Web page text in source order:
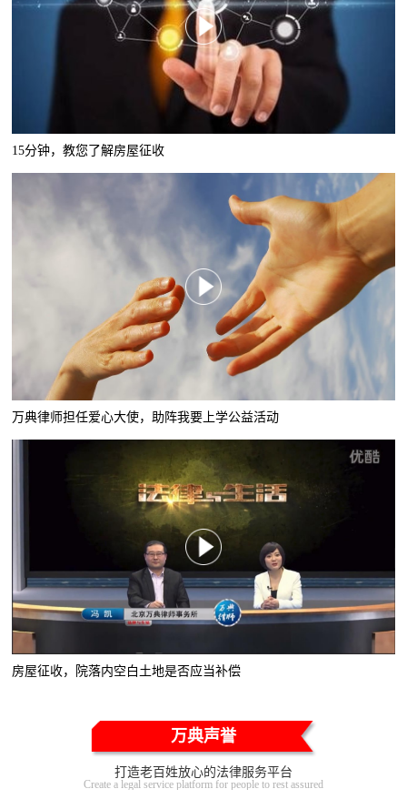
15分钟，教您了解房屋征收
万典律师担任爱心大使，助阵我要上学公益活动
房屋征收，院落内空白土地是否应当补偿
万典声誉
打造老百姓放心的法律服务平台
Create a legal service platform for people to rest assured